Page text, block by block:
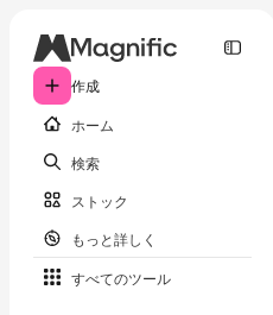
作成
ホーム
検索
ストック
もっと詳しく
すべてのツール